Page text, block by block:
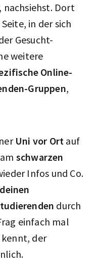
nachsiehst. Dort
in der sich
Gesucht-
weitere
Online-
Gruppen,
Uni vor Ort auf
schwarzen
Infos und Co.
durch
einfach mal
kennt, der